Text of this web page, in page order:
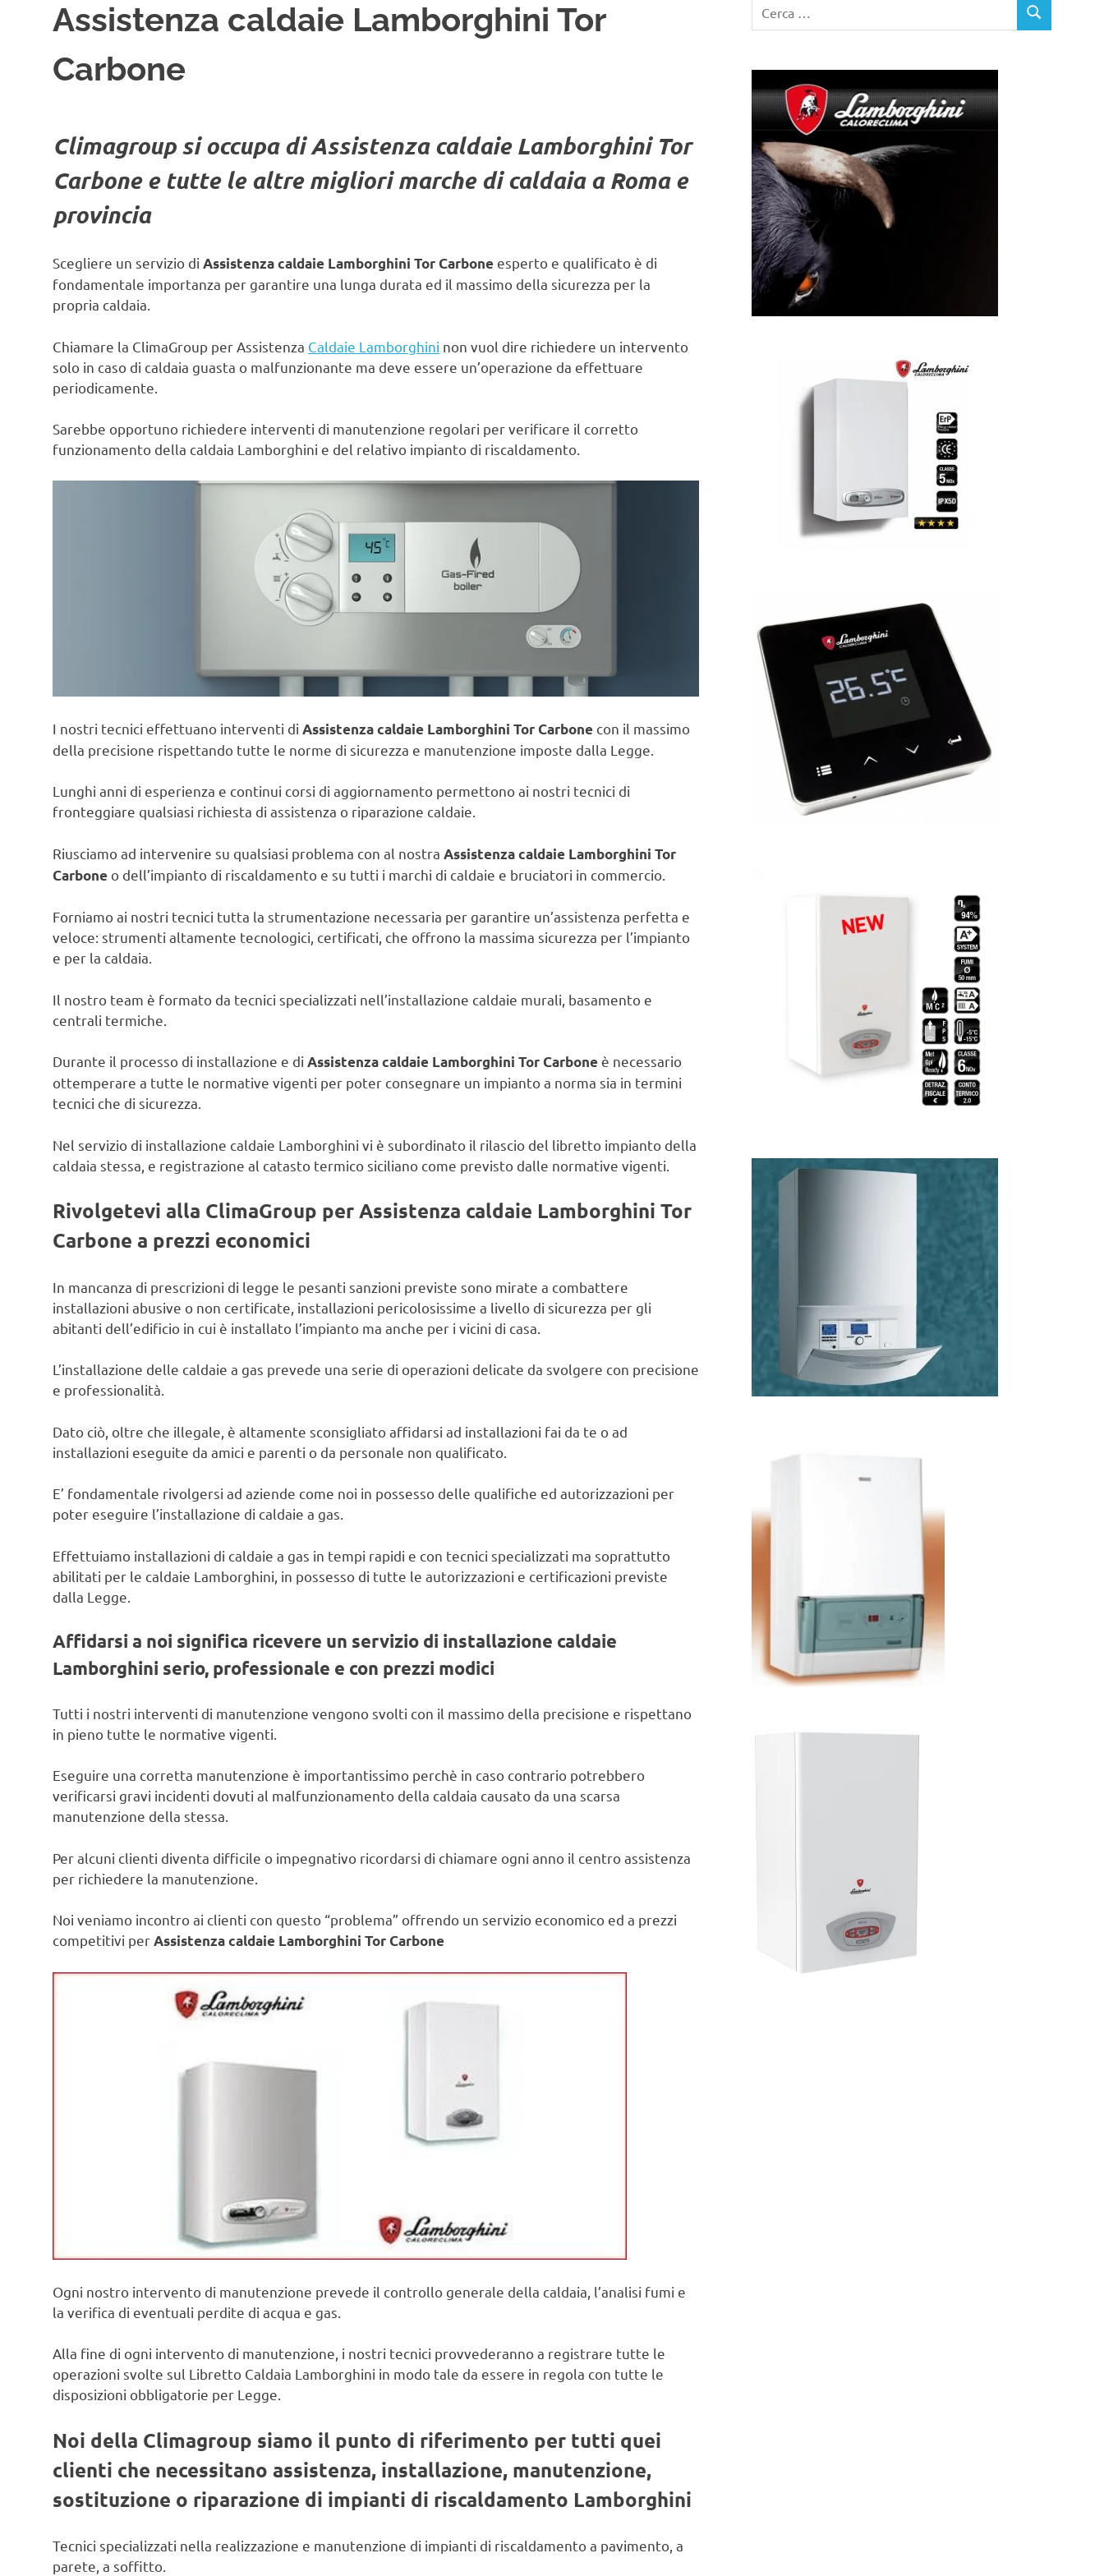
Assistenza caldaie Lamborghini Tor
Carbone
Climagroup si occupa di Assistenza caldaie Lamborghini Tor
Carbone e tutte le altre migliori marche di caldaia a Roma e
provincia
Scegliere un servizio di Assistenza caldaie Lamborghini Tor Carbone esperto e qualificato è di
fondamentale importanza per garantire una lunga durata ed il massimo della sicurezza per la
propria caldaia.
Chiamare la ClimaGroup per Assistenza Caldaie Lamborghini non vuol dire richiedere un intervento
solo in caso di caldaia guasta o malfunzionante ma deve essere un’operazione da effettuare
periodicamente.
Sarebbe opportuno richiedere interventi di manutenzione regolari per verificare il corretto
funzionamento della caldaia Lamborghini e del relativo impianto di riscaldamento.
I nostri tecnici effettuano interventi di Assistenza caldaie Lamborghini Tor Carbone con il massimo
della precisione rispettando tutte le norme di sicurezza e manutenzione imposte dalla Legge.
Lunghi anni di esperienza e continui corsi di aggiornamento permettono ai nostri tecnici di
fronteggiare qualsiasi richiesta di assistenza o riparazione caldaie.
Riusciamo ad intervenire su qualsiasi problema con al nostra Assistenza caldaie Lamborghini Tor
Carbone o dell’impianto di riscaldamento e su tutti i marchi di caldaie e bruciatori in commercio.
Forniamo ai nostri tecnici tutta la strumentazione necessaria per garantire un’assistenza perfetta e
veloce: strumenti altamente tecnologici, certificati, che offrono la massima sicurezza per l’impianto
e per la caldaia.
Il nostro team è formato da tecnici specializzati nell’installazione caldaie murali, basamento e
centrali termiche.
Durante il processo di installazione e di Assistenza caldaie Lamborghini Tor Carbone è necessario
ottemperare a tutte le normative vigenti per poter consegnare un impianto a norma sia in termini
tecnici che di sicurezza.
Nel servizio di installazione caldaie Lamborghini vi è subordinato il rilascio del libretto impianto della
caldaia stessa, e registrazione al catasto termico siciliano come previsto dalle normative vigenti.
Rivolgetevi alla ClimaGroup per Assistenza caldaie Lamborghini Tor
Carbone a prezzi economici
In mancanza di prescrizioni di legge le pesanti sanzioni previste sono mirate a combattere
installazioni abusive o non certificate, installazioni pericolosissime a livello di sicurezza per gli
abitanti dell’edificio in cui è installato l’impianto ma anche per i vicini di casa.
L’installazione delle caldaie a gas prevede una serie di operazioni delicate da svolgere con precisione
e professionalità.
Dato ciò, oltre che illegale, è altamente sconsigliato affidarsi ad installazioni fai da te o ad
installazioni eseguite da amici e parenti o da personale non qualificato.
E’ fondamentale rivolgersi ad aziende come noi in possesso delle qualifiche ed autorizzazioni per
poter eseguire l’installazione di caldaie a gas.
Effettuiamo installazioni di caldaie a gas in tempi rapidi e con tecnici specializzati ma soprattutto
abilitati per le caldaie Lamborghini, in possesso di tutte le autorizzazioni e certificazioni previste
dalla Legge.
Affidarsi a noi significa ricevere un servizio di installazione caldaie
Lamborghini serio, professionale e con prezzi modici
Tutti i nostri interventi di manutenzione vengono svolti con il massimo della precisione e rispettano
in pieno tutte le normative vigenti.
Eseguire una corretta manutenzione è importantissimo perchè in caso contrario potrebbero
verificarsi gravi incidenti dovuti al malfunzionamento della caldaia causato da una scarsa
manutenzione della stessa.
Per alcuni clienti diventa difficile o impegnativo ricordarsi di chiamare ogni anno il centro assistenza
per richiedere la manutenzione.
Noi veniamo incontro ai clienti con questo “problema” offrendo un servizio economico ed a prezzi
competitivi perAssistenza caldaie Lamborghini Tor Carbone
Ogni nostro intervento di manutenzione prevede il controllo generale della caldaia, l’analisi fumi e
la verifica di eventuali perdite di acqua e gas.
Alla fine di ogni intervento di manutenzione, i nostri tecnici provvederanno a registrare tutte le
operazioni svolte sul Libretto Caldaia Lamborghini in modo tale da essere in regola con tutte le
disposizioni obbligatorie per Legge.
Noi della Climagroup siamo il punto di riferimento per tutti quei
clienti che necessitano assistenza, installazione, manutenzione,
sostituzione o riparazione di impianti di riscaldamento Lamborghini
Tecnici specializzati nella realizzazione e manutenzione di impianti di riscaldamento a pavimento, a
parete, a soffitto.
per:
CERCA